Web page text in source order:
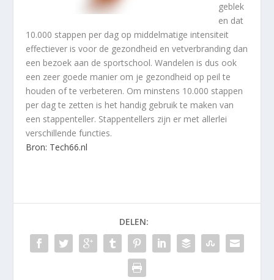
geblek
en dat
10.000 stappen per dag op middelmatige intensiteit
effectiever is voor de gezondheid en vetverbranding dan
een bezoek aan de sportschool. Wandelen is dus ook
een zeer goede manier om je gezondheid op peil te
houden of te verbeteren. Om minstens 10.000 stappen
per dag te zetten is het handig gebruik te maken van
een stappenteller. Stappentellers zijn er met allerlei
verschillende functies.
Bron: Tech66.nl
DELEN: